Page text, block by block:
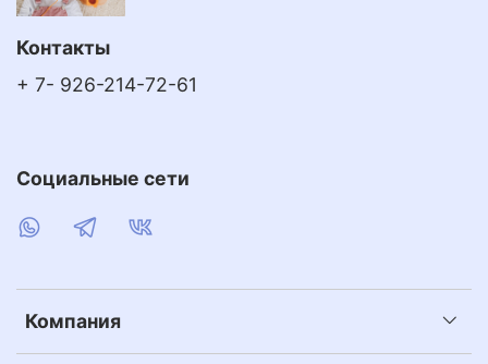
Компания
Контакты
+ 7- 926-214-72-61
Социальные сети